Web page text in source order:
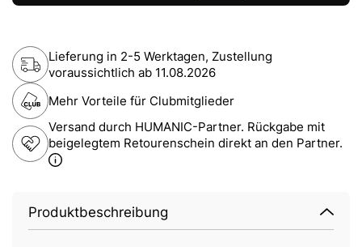
Lieferung in 2-5 Werktagen, Zustellung
voraussichtlich ab 11.08.2026
Mehr Vorteile für Clubmitglieder
Versand durch HUMANIC-Partner. Rückgabe mit
beigelegtem Retourenschein direkt an den Partner.
Produktbeschreibung